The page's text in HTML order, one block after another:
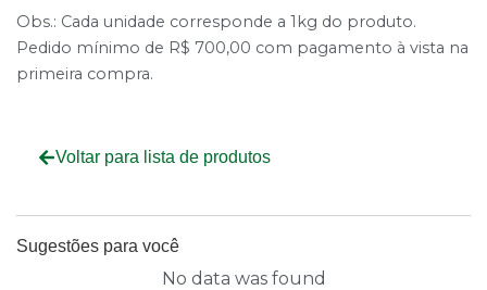
Obs.: Cada unidade corresponde a 1kg do produto.
Pedido mínimo de R$ 700,00 com pagamento à vista na
primeira compra.
Voltar para lista de produtos
Sugestões para você
No data was found